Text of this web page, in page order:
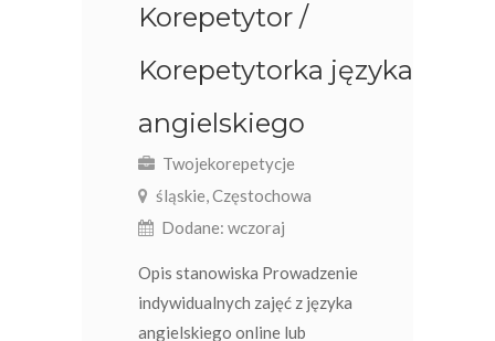
Korepetytor /
Korepetytorka języka
angielskiego
Twojekorepetycje
śląskie, Częstochowa
Dodane: wczoraj
Opis stanowiska Prowadzenie
indywidualnych zajęć z języka
angielskiego online lub